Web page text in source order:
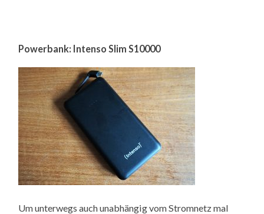
Powerbank: Intenso Slim S10000
Um unterwegs auch unabhängig vom Stromnetz mal